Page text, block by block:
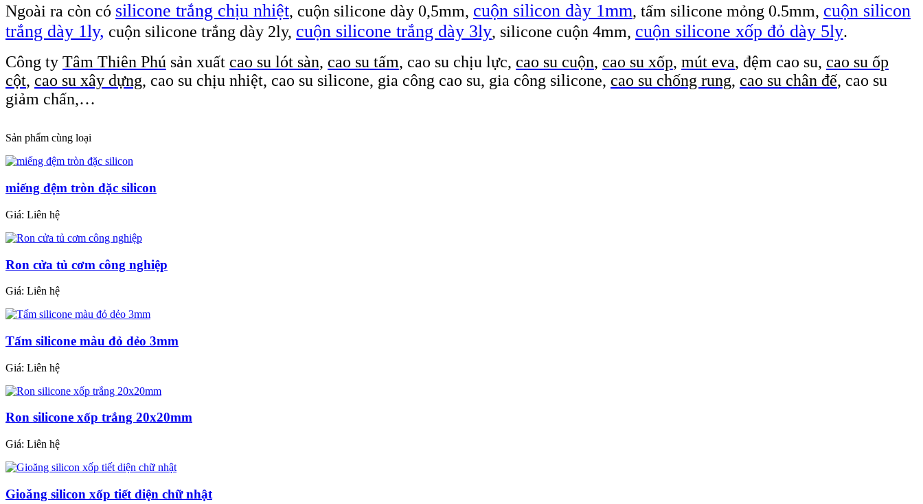
Ngoài ra còn có silicone trắng chịu nhiệt, cuộn silicone dày 0,5mm, cuộn silicon dày 1mm, tấm silicone mỏng 0.5mm, cuộn silicon
trắng dày 1ly, cuộn silicone trắng dày 2ly, cuộn silicone trắng dày 3ly, silicone cuộn 4mm, cuộn silicone xốp đỏ dày 5ly.
Công ty Tâm Thiên Phú sản xuất cao su lót sàn, cao su tấm, cao su chịu lực, cao su cuộn, cao su xốp, mút eva, đệm cao su, cao su ốp
cột, cao su xây dựng, cao su chịu nhiệt, cao su silicone, gia công cao su, gia công silicone, cao su chống rung, cao su chân đế, cao su
giảm chấn,…
Sản phẩm cùng loại
miếng đệm tròn đặc silicon
Giá: Liên hệ
Ron cửa tủ cơm công nghiệp
Giá: Liên hệ
Tấm silicone màu đỏ dẻo 3mm
Giá: Liên hệ
Ron silicone xốp trắng 20x20mm
Giá: Liên hệ
Gioăng silicon xốp tiết diện chữ nhật